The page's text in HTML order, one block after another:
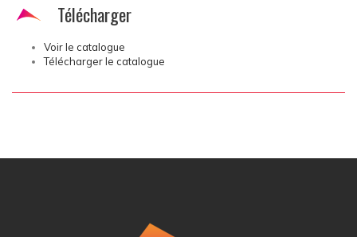
Télécharger
Voir le catalogue
Télécharger le catalogue